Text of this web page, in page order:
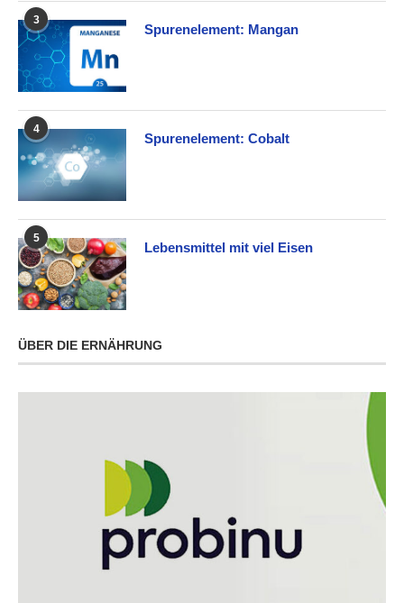
3
Spurenelement: Mangan
4
Spurenelement: Cobalt
5
Lebensmittel mit viel Eisen
ÜBER DIE ERNÄHRUNG